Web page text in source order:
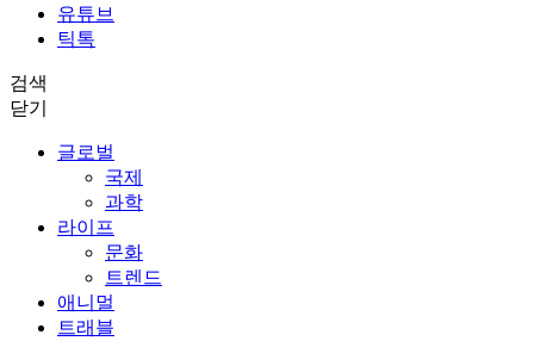
유튜브
틱톡
검색
닫기
글로벌
국제
과학
라이프
문화
트렌드
애니멀
트래블